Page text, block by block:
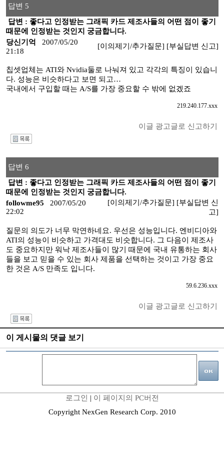
답변 5
답변 : 좋다고 인정받는 그래픽 카드 제조사들의 어떤 점이 좋기
때문에 인정받는 것인지 궁금합니다.
당신기억
2007/05/20
21:18
[이의제기/추가질문] [부실답변 신고]
칩셋업체는 ATI와 Nvidia둘로 나눠져 있고 각각의 특징이 있습니
다. 성능은 비슷하다고 보면 되고…
국내에서 구입할 때는 A/S를 가장 중요할 수 밖에 없겠죠
219.240.177.xxx
이글 광고글로 신고하기
답변 6
답변 : 좋다고 인정받는 그래픽 카드 제조사들의 어떤 점이 좋기
때문에 인정받는 것인지 궁금합니다.
followme95
2007/05/20
22:02
[이의제기/추가질문] [부실답변 신
고]
질문의 의도가 너무 막연하네요. 우선은 성능입니다. 엔비디아와
ATI의 성능이 비슷하고 가격대도 비슷합니다. 그 다음이 제조사
도 중요하지만 워낙 제조사들이 많기 때문에 국내 유통하는 회사
들을 보고 믿을 수 있는 회사 제품을 선택하는 것이고 가장 중요
한 것은 A/S 만족도 입니다.
59.6.236.xxx
이글 광고글로 신고하기
이 게시물의 댓글 보기
로그인 | 이 페이지의 PC버전
Copyright NexGen Research Corp. 2010